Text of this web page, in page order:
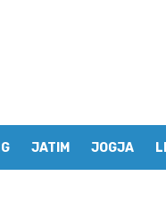
JATIM JOGJA